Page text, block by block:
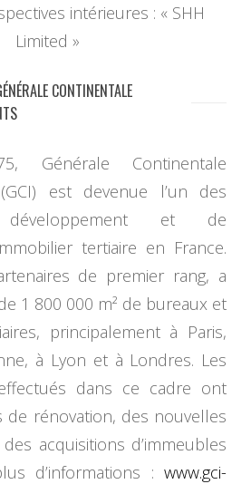
intérieures : « SHH
Limited »
CONTINENTALE
Générale Continentale
est devenue l’un des
et de
tertiaire en France.
de premier rang, a
1 800 000 m² de bureaux et
principalement à Paris,
à Lyon et à Londres. Les
dans ce cadre ont
de rénovation, des nouvelles
acquisitions d’immeubles
d’informations :www.gci-